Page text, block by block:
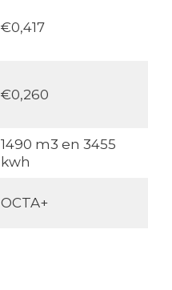
€0,417
€0,260
1490 m3 en 3455
kwh
OCTA+